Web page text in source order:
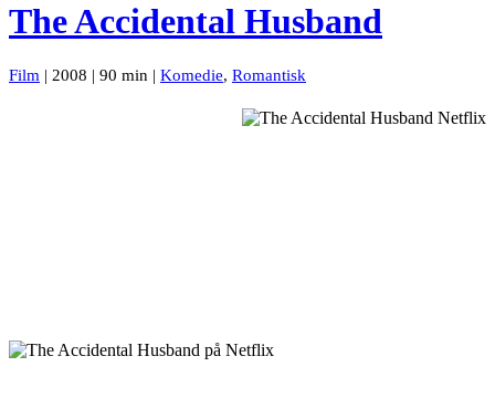
The Accidental Husband
Film | 2008 | 90 min | Komedie, Romantisk